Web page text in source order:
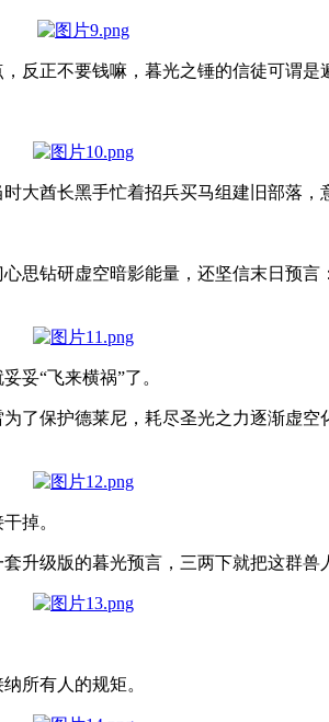
反正不要钱嘛，暮光之锤的信徒可谓是
酋长黑手忙着招兵买马组建旧部落，
思钻研虚空暗影能量，还坚信末日预
妥“飞来横祸”了。
保护德莱尼，耗尽圣光之力逐渐虚
掉。
升级版的暮光预言，三两下就把这群兽
所有人的规矩。